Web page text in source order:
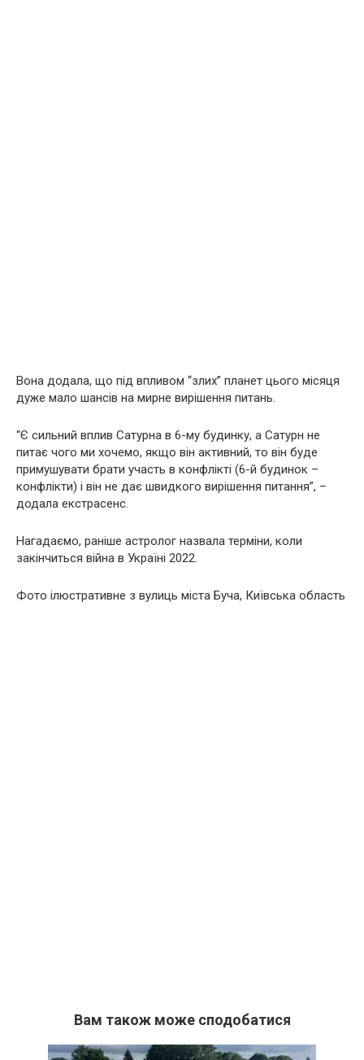
Вона додала, що під впливом “злих” планет цього місяця
дуже мало шансів на мирне вирішення питань.
“Є сильний вплив Сатурна в 6-му будинку, а Сатурн не
питає чого ми хочемо, якщо він активний, то він буде
примушувати брати участь в конфлікті (6-й будинок –
конфлікти) і він не дає швидкого вирішення питання”, –
додала екстрасенс.
Нагадаємо, раніше астролог назвала терміни, коли
закінчиться війна в Україні 2022.
Фото ілюстративне з вулиць міста Буча, Київська область
Вам також може сподобатися